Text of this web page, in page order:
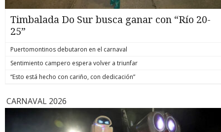
Timbalada Do Sur busca ganar con “Río 20-
25”
Puertomontinos debutaron en el carnaval
Sentimiento campero espera volver a triunfar
“Esto está hecho con cariño, con dedicación”
CARNAVAL 2026